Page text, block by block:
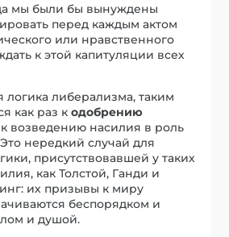
мы были бы вынуждены
перед каждым актом
или нравственного
к этой капитуляции всех
либерализма, таким
как раз кодобрению
возведению насилия в роль
нередкий случай для
присутствовавшей у таких
как Толстой, Ганди и
их призывы к миру
беспорядком и
и душой.